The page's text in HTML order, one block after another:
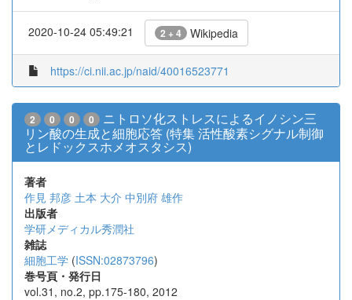
2020-10-24 05:49:21 2 + 4 Wikipedia
https://ci.nii.ac.jp/naid/40016523771
2 0 0 0
ニトロソ化ストレスによるイノシン三
リン酸の生成と細胞応答 (特集 活性酸素シグナル制御
とレドックスホメオスタシス)
著者
作見 邦彦 土本 大介 中別府 雄作
出版者
学研メディカル秀潤社
雑誌
細胞工学 (ISSN:02873796)
巻号頁・発行日
vol.31, no.2, pp.175-180, 2012